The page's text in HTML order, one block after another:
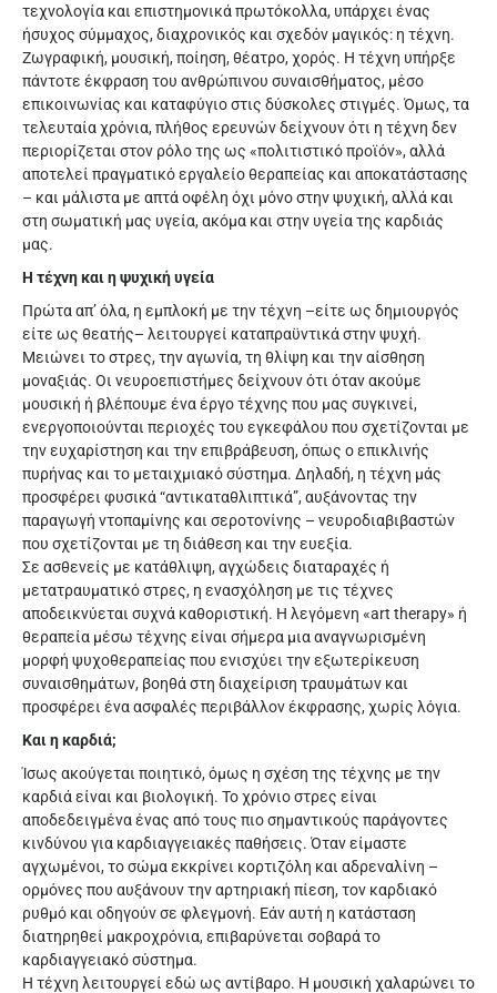
τεχνολογία και επιστημονικά πρωτόκολλα, υπάρχει ένας
ήσυχος σύμμαχος, διαχρονικός και σχεδόν μαγικός: η τέχνη.
Ζωγραφική, μουσική, ποίηση, θέατρο, χορός. Η τέχνη υπήρξε
πάντοτε έκφραση του ανθρώπινου συναισθήματος, μέσο
επικοινωνίας και καταφύγιο στις δύσκολες στιγμές. Όμως, τα
τελευταία χρόνια, πλήθος ερευνών δείχνουν ότι η τέχνη δεν
περιορίζεται στον ρόλο της ως «πολιτιστικό προϊόν», αλλά
αποτελεί πραγματικό εργαλείο θεραπείας και αποκατάστασης
– και μάλιστα με απτά οφέλη όχι μόνο στην ψυχική, αλλά και
στη σωματική μας υγεία, ακόμα και στην υγεία της καρδιάς
μας.
Η τέχνη και η ψυχική υγεία
Πρώτα απ’ όλα, η εμπλοκή με την τέχνη –είτε ως δημιουργός
είτε ως θεατής– λειτουργεί καταπραϋντικά στην ψυχή.
Μειώνει το στρες, την αγωνία, τη θλίψη και την αίσθηση
μοναξιάς. Οι νευροεπιστήμες δείχνουν ότι όταν ακούμε
μουσική ή βλέπουμε ένα έργο τέχνης που μας συγκινεί,
ενεργοποιούνται περιοχές του εγκεφάλου που σχετίζονται με
την ευχαρίστηση και την επιβράβευση, όπως ο επικλινής
πυρήνας και το μεταιχμιακό σύστημα. Δηλαδή, η τέχνη μάς
προσφέρει φυσικά “αντικαταθλιπτικά”, αυξάνοντας την
παραγωγή ντοπαμίνης και σεροτονίνης – νευροδιαβιβαστών
που σχετίζονται με τη διάθεση και την ευεξία.
Σε ασθενείς με κατάθλιψη, αγχώδεις διαταραχές ή
μετατραυματικό στρες, η ενασχόληση με τις τέχνες
αποδεικνύεται συχνά καθοριστική. Η λεγόμενη «art therapy» ή
θεραπεία μέσω τέχνης είναι σήμερα μια αναγνωρισμένη
μορφή ψυχοθεραπείας που ενισχύει την εξωτερίκευση
συναισθημάτων, βοηθά στη διαχείριση τραυμάτων και
προσφέρει ένα ασφαλές περιβάλλον έκφρασης, χωρίς λόγια.
Και η καρδιά;
Ίσως ακούγεται ποιητικό, όμως η σχέση της τέχνης με την
καρδιά είναι και βιολογική. Το χρόνιο στρες είναι
αποδεδειγμένα ένας από τους πιο σημαντικούς παράγοντες
κινδύνου για καρδιαγγειακές παθήσεις. Όταν είμαστε
αγχωμένοι, το σώμα εκκρίνει κορτιζόλη και αδρεναλίνη –
ορμόνες που αυξάνουν την αρτηριακή πίεση, τον καρδιακό
ρυθμό και οδηγούν σε φλεγμονή. Εάν αυτή η κατάσταση
διατηρηθεί μακροχρόνια, επιβαρύνεται σοβαρά το
καρδιαγγειακό σύστημα.
Η τέχνη λειτουργεί εδώ ως αντίβαρο. Η μουσική χαλαρώνει το